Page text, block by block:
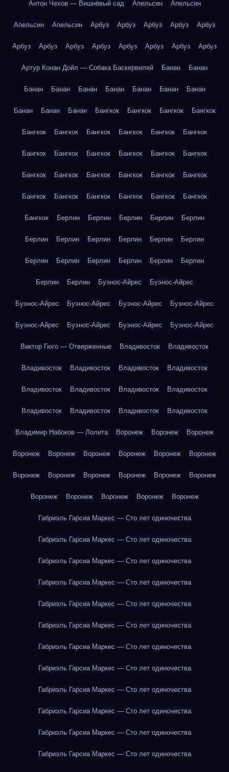
Антон Чехов — Вишнёвый сад Апельсин Апельсин
Апельсин Апельсин Арбуз Арбуз Арбуз Арбуз Арбуз
Арбуз Арбуз Арбуз Арбуз Арбуз Арбуз Арбуз Арбуз
Артур Конан Дойл — Собака Баскервилей Банан Банан
Банан Банан Банан Банан Банан Банан Банан
Банан Банан Банан Бангкок Бангкок Бангкок Бангкок
Бангкок Бангкок Бангкок Бангкок Бангкок Бангкок
Бангкок Бангкок Бангкок Бангкок Бангкок Бангкок
Бангкок Бангкок Бангкок Бангкок Бангкок Бангкок
Бангкок Бангкок Бангкок Бангкок Бангкок Бангкок
Бангкок Берлин Берлин Берлин Берлин Берлин
Берлин Берлин Берлин Берлин Берлин Берлин
Берлин Берлин Берлин Берлин Берлин Берлин
Берлин Берлин Буэнос-Айрес Буэнос-Айрес
Буэнос-Айрес Буэнос-Айрес Буэнос-Айрес Буэнос-Айрес
Буэнос-Айрес Буэнос-Айрес Буэнос-Айрес Буэнос-Айрес
Виктор Гюго — Отверженные Владивосток Владивосток
Владивосток Владивосток Владивосток Владивосток
Владивосток Владивосток Владивосток Владивосток
Владивосток Владивосток Владивосток Владивосток
Владимир Набоков — Лолита Воронеж Воронеж Воронеж
Воронеж Воронеж Воронеж Воронеж Воронеж Воронеж
Воронеж Воронеж Воронеж Воронеж Воронеж Воронеж
Воронеж Воронеж Воронеж Воронеж Воронеж
Габриэль Гарсиа Маркес — Сто лет одиночества
Габриэль Гарсиа Маркес — Сто лет одиночества
Габриэль Гарсиа Маркес — Сто лет одиночества
Габриэль Гарсиа Маркес — Сто лет одиночества
Габриэль Гарсиа Маркес — Сто лет одиночества
Габриэль Гарсиа Маркес — Сто лет одиночества
Габриэль Гарсиа Маркес — Сто лет одиночества
Габриэль Гарсиа Маркес — Сто лет одиночества
Габриэль Гарсиа Маркес — Сто лет одиночества
Габриэль Гарсиа Маркес — Сто лет одиночества
Габриэль Гарсиа Маркес — Сто лет одиночества
Габриэль Гарсиа Маркес — Сто лет одиночества